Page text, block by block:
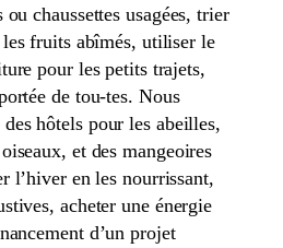
chaussettes usagées, trier
fruits abîmés, utiliser le
pour les petits trajets,
de tou-tes. Nous
hôtels pour les abeilles,
et des mangeoires
l’hiver en les nourrissant,
acheter une énergie
d’un projet